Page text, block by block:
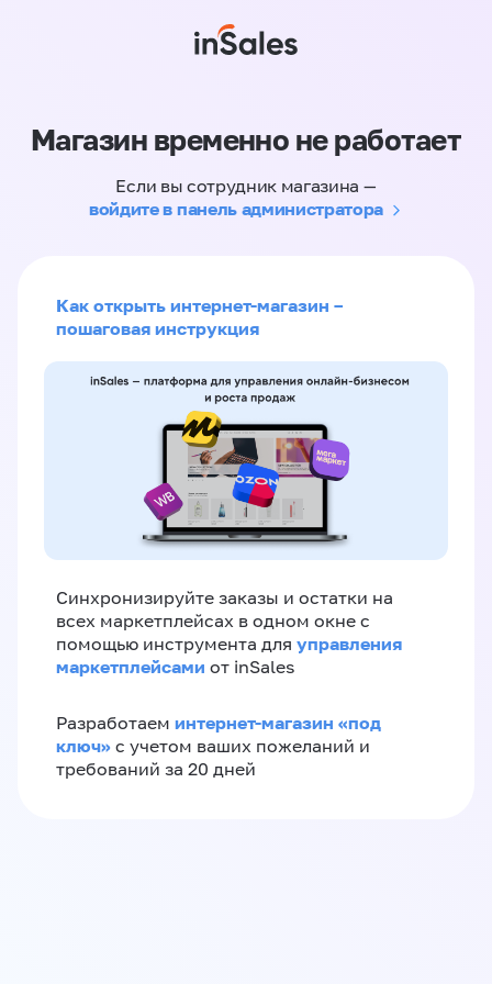
Магазин временно не работает
Если вы сотрудник магазина —
войдите в панель администратора
Как открыть интернет-магазин –
пошаговая инструкция
Синхронизируйте заказы и остатки на
всех маркетплейсах в одном окне с
помощью инструмента для управления
маркетплейсами от inSales
Разработаем интернет-магазин «‎под
ключ»‎ с учетом ваших пожеланий и
требований за 20 дней